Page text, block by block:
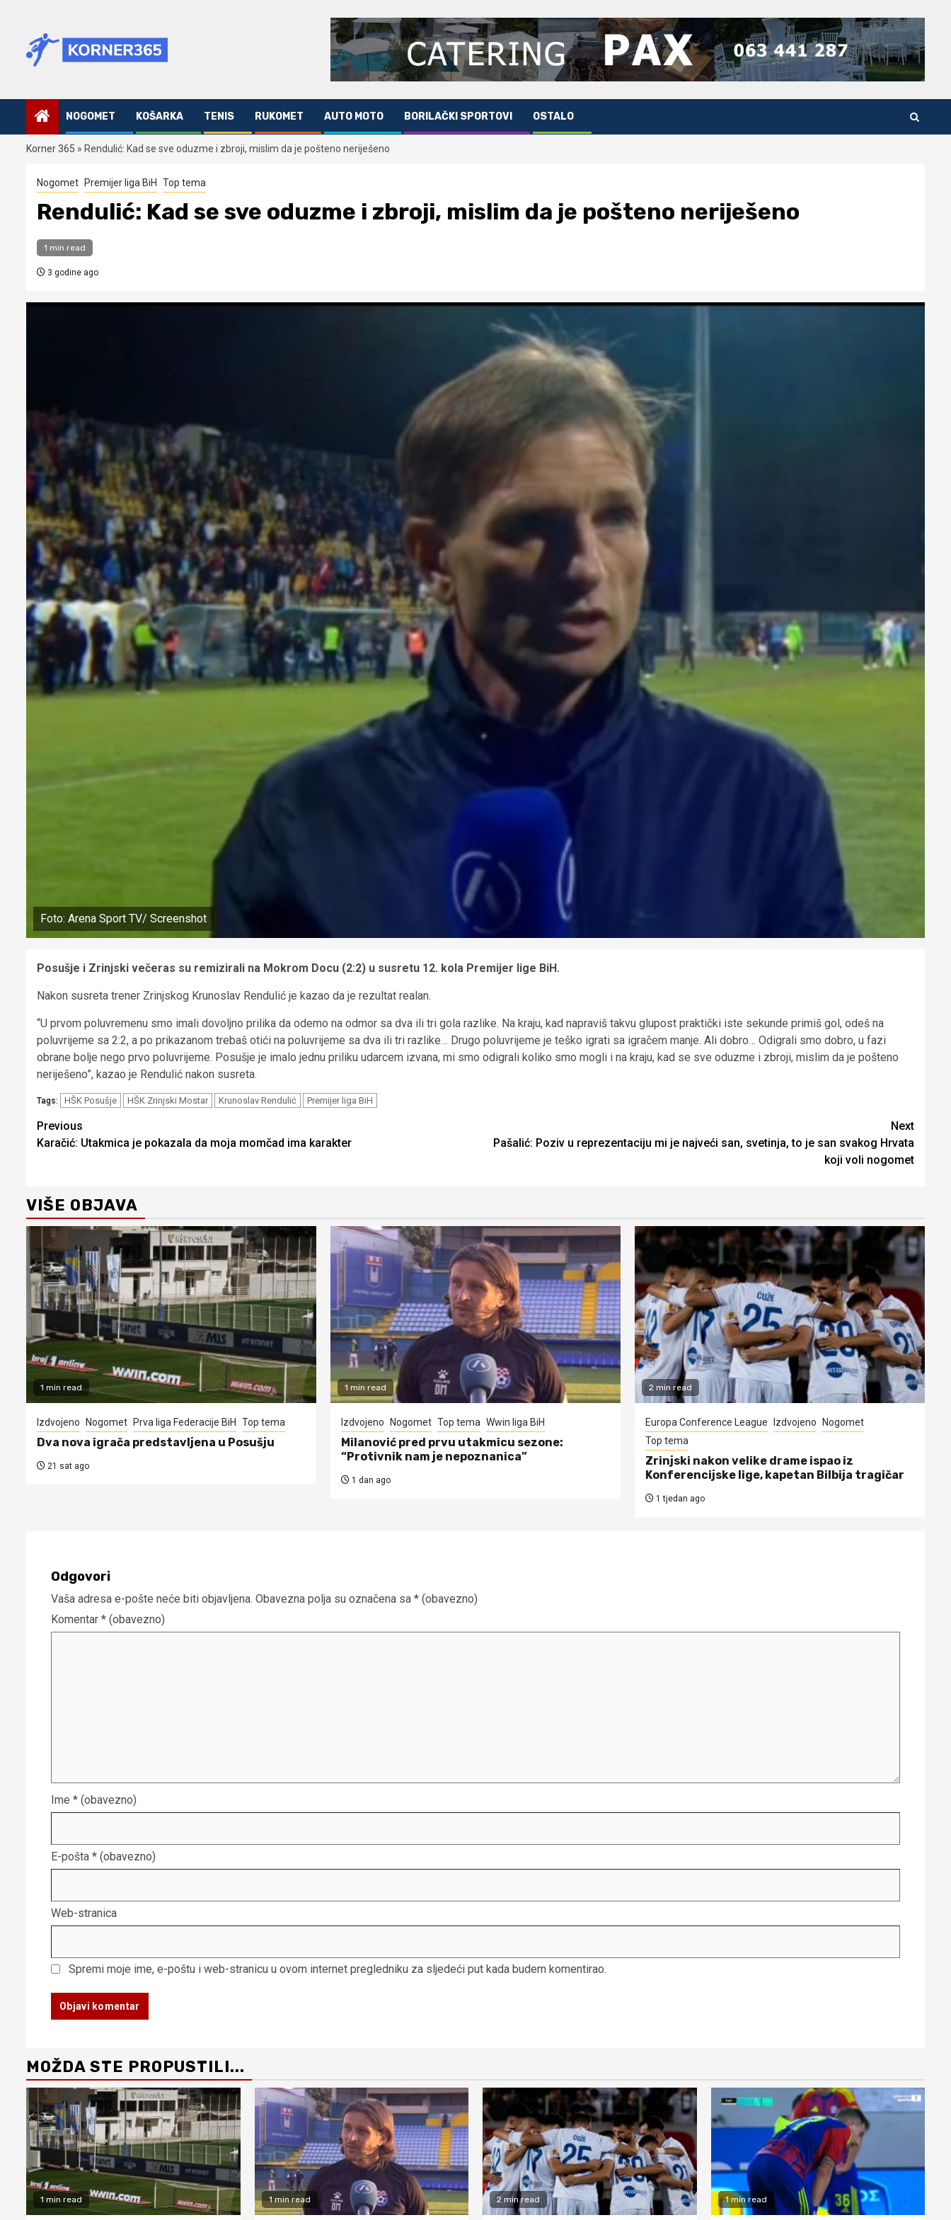
content
NOGOMET KOŠARKA TENIS RUKOMET AUTO MOTO BORILAČKI SPORTOVI OSTALO
Korner 365 » Rendulić: Kad se sve oduzme i zbroji, mislim da je pošteno neriješeno
Nogomet Premijer liga BiH Top tema
Rendulić: Kad se sve oduzme i zbroji, mislim da je pošteno neriješeno
1 min read
3 godine ago
Foto: Arena Sport TV/ Screenshot
Posušje i Zrinjski večeras su remizirali na Mokrom Docu (2:2) u susretu 12. kola Premijer lige BiH.
Nakon susreta trener Zrinjskog Krunoslav Rendulić je kazao da je rezultat realan.
“U prvom poluvremenu smo imali dovoljno prilika da odemo na odmor sa dva ili tri gola razlike. Na kraju, kad napraviš takvu glupost praktički iste sekunde primiš gol, odeš na
poluvrijeme sa 2:2, a po prikazanom trebaš otići na poluvrijeme sa dva ili tri razlike… Drugo poluvrijeme je teško igrati sa igračem manje. Ali dobro… Odigrali smo dobro, u fazi
obrane bolje nego prvo poluvrijeme. Posušje je imalo jednu priliku udarcem izvana, mi smo odigrali koliko smo mogli i na kraju, kad se sve oduzme i zbroji, mislim da je pošteno
neriješeno”, kazao je Rendulić nakon susreta.
Tags: HŠK Posušje HŠK Zrinjski Mostar Krunoslav Rendulić Premijer liga BiH
Continue
Reading
Previous
Karačić: Utakmica je pokazala da moja momčad ima karakter
Next
Pašalić: Poziv u reprezentaciju mi je najveći san, svetinja, to je san svakog Hrvata
koji voli nogomet
VIŠE OBJAVA
1 min read
Izdvojeno Nogomet Prva liga Federacije BiH Top tema
Dva nova igrača predstavljena u Posušju
21 sat ago
1 min read
Izdvojeno Nogomet Top tema Wwin liga BiH
Milanović pred prvu utakmicu sezone:
“Protivnik nam je nepoznanica”
1 dan ago
2 min read
Europa Conference League Izdvojeno
Nogomet
Top tema
Zrinjski nakon velike drame ispao iz
Konferencijske lige, kapetan Bilbija tragičar
1 tjedan ago
Odgovori
Vaša adresa e-pošte neće biti objavljena. Obavezna polja su označena sa * (obavezno)
Komentar * (obavezno)
Ime * (obavezno)
E-pošta * (obavezno)
Web-stranica
Spremi moje ime, e-poštu i web-stranicu u ovom internet pregledniku za sljedeći put kada budem komentirao.
MOŽDA STE PROPUSTILI...
1 min read 1 min read 2 min read 1 min read